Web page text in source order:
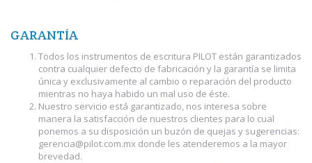
GARANTÍA
Todos los instrumentos de escritura PILOT están garantizados
contra cualquier defecto de fabricación y la garantía se limita
única y exclusivamente al cambio o reparación del producto
mientras no haya habido un mal uso de éste.
Nuestro servicio está garantizado, nos interesa sobre
manera la satisfacción de nuestros clientes para lo cual
ponemos a su disposición un buzón de quejas y sugerencias:
gerencia@pilot.com.mx donde les atenderemos a la mayor
brevedad.